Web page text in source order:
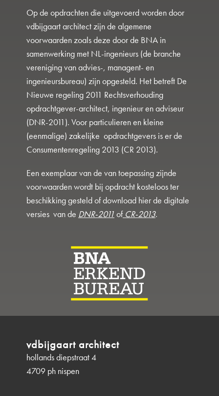
Op de opdrachten die uitgevoerd worden door
vdbijgaart architect zijn de algemene
voorwaarden zoals deze door de BNA in
samenwerking met NL-ingenieurs (de branche
vereniging van advies-, managent- en
ingenieursbureau) zijn opgesteld. Het betreft De
Nieuwe regeling 2011 Rechtsverhouding
opdrachtgever-architect, ingenieur en adviseur
(DNR-2011). Voor particulieren en kleine
(eenmalige) zakelijke opdrachtgevers is er de
Consumentenregeling 2013 (CR 2013).
Een exemplaar van de van toepassing zijnde
voorwaarden wordt bij opdracht kosteloos ter
beschikking gesteld of download hier de digitale
versies van de DNR-2011 of CR-2013.
vdbijgaart architect
hollands diepstraat 4
4709 ph nispen